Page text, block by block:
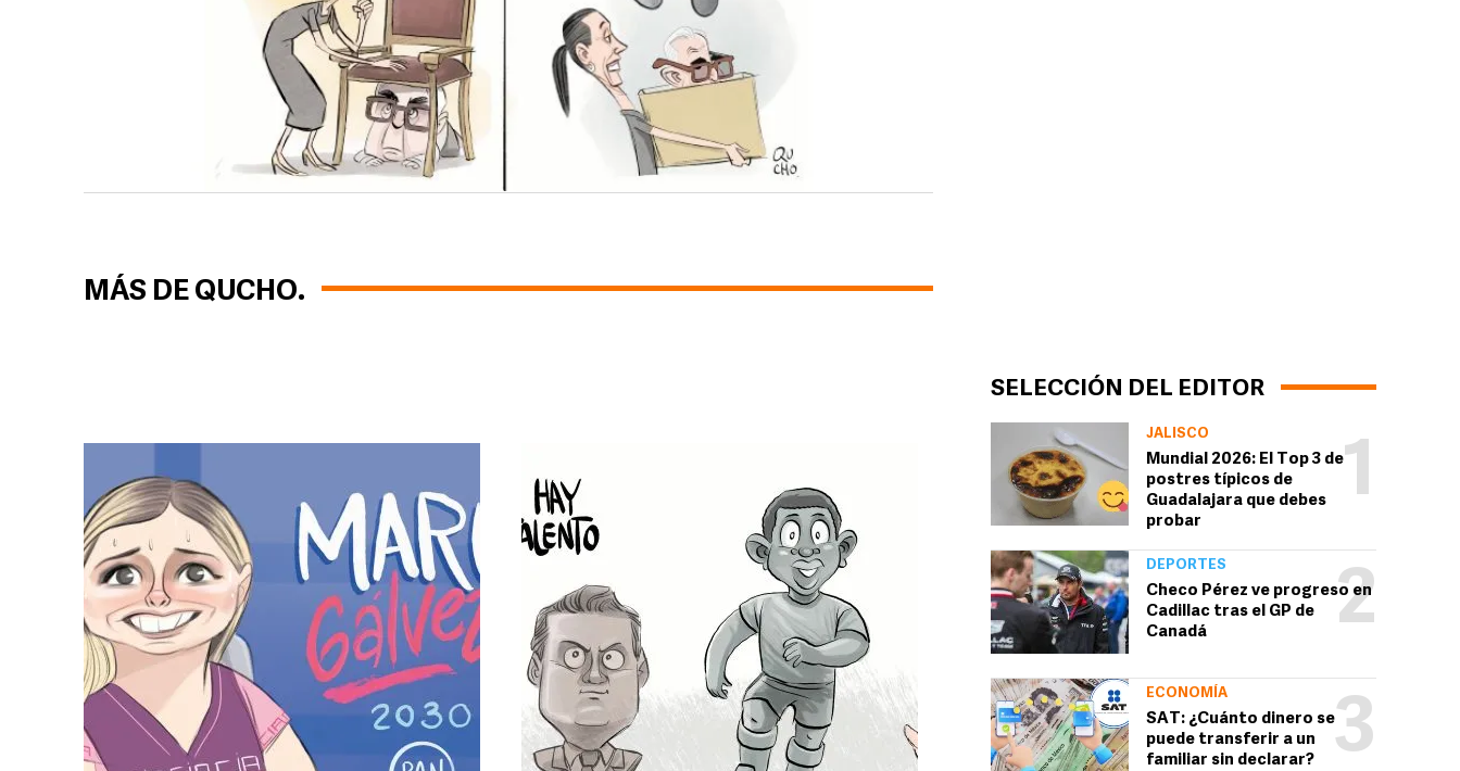
SELECCIÓN DEL EDITOR
1
JALISCO
Mundial 2026: El Top 3 de
postres típicos de
Guadalajara que debes
probar
2
DEPORTES
Checo Pérez ve progreso en
Cadillac tras el GP de
Canadá
3
ECONOMÍA
SAT: ¿Cuánto dinero se
puede transferir a un
familiar sin declarar?
MÁS DE QUCHO.